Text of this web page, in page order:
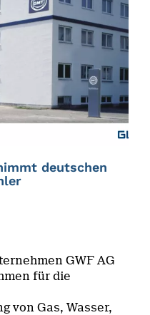
deutschen
GWF AG
für die
von Gas, Wasser,